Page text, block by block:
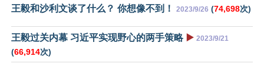
王毅和沙利文谈了什么？ 你想像不到！ 2023/9/26 (74,698次)
王毅过关内幕 习近平实现野心的两手策略 ▶️ 2023/9/21
(66,914次)